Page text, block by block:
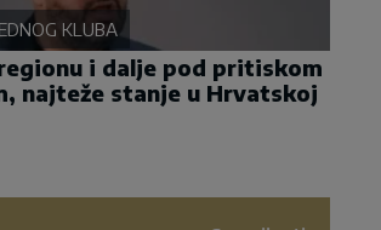
KLUBA
i dalje pod pritiskom
najteže stanje u Hrvatskoj